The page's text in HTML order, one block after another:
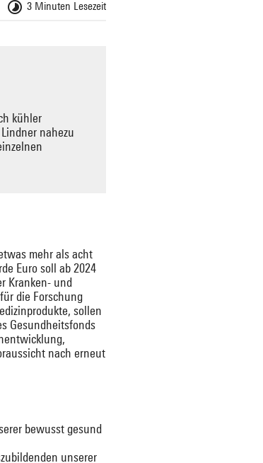
3 Minuten Lesezeit
kühler
nahezu
mehr als acht
Euro soll ab 2024
Kranken- und
die Forschung
sollen
Gesundheitsfonds
nach erneut
bewusst gesund
unserer